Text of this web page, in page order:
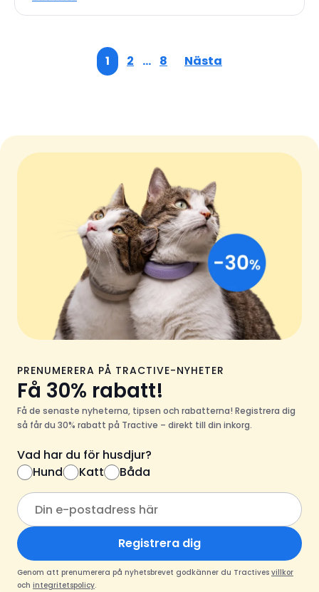
1 2 … 8 Nästa
PRENUMERERA PÅ TRACTIVE-NYHETER
Få 30% rabatt!
Få de senaste nyheterna, tipsen och rabatterna! Registrera dig
så får du 30% rabatt på Tractive – direkt till din inkorg.
Vad har du för husdjur?
Hund
Katt Båda
Registrera dig
Genom att prenumerera på nyhetsbrevet godkänner du Tractives villkor
och integritetspolicy.